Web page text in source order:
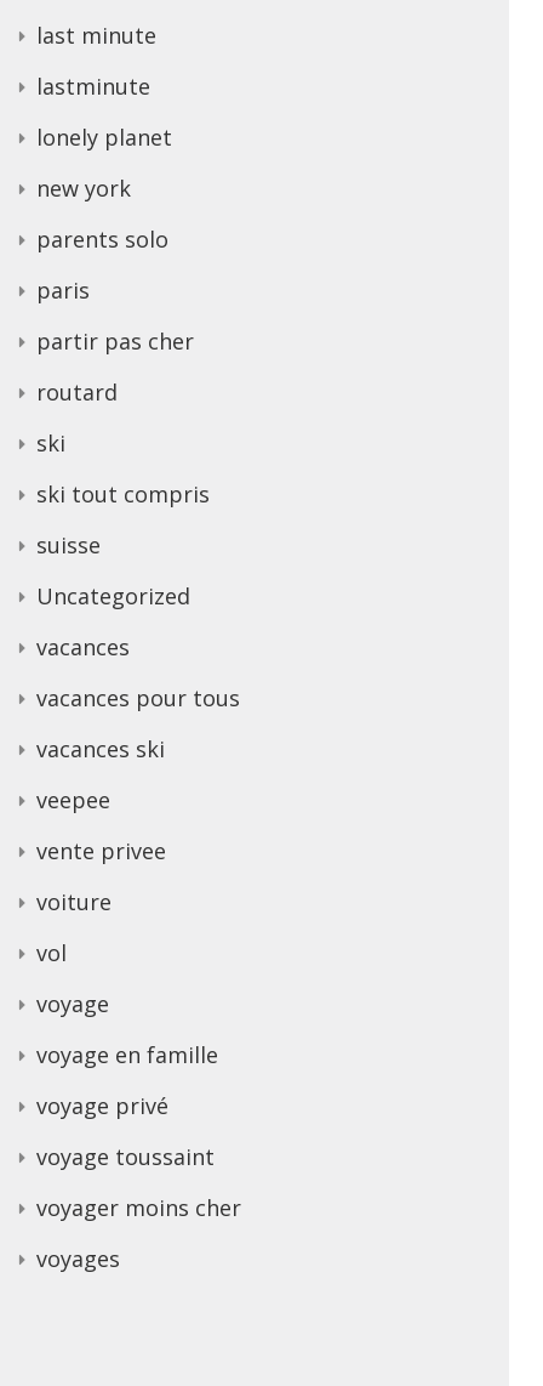
last minute
lastminute
lonely planet
new york
parents solo
paris
partir pas cher
routard
ski
ski tout compris
suisse
Uncategorized
vacances
vacances pour tous
vacances ski
veepee
vente privee
voiture
vol
voyage
voyage en famille
voyage privé
voyage toussaint
voyager moins cher
voyages